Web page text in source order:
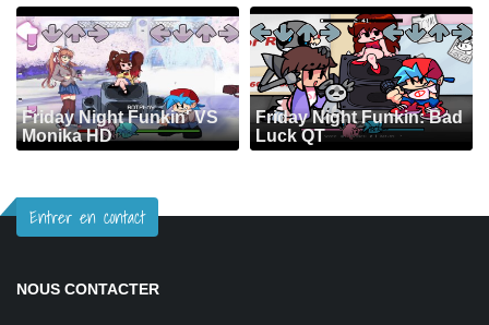
Friday Night Funkin' VS
Monika HD
Friday Night Funkin: Bad
Luck QT
Entrer en contact
NOUS CONTACTER